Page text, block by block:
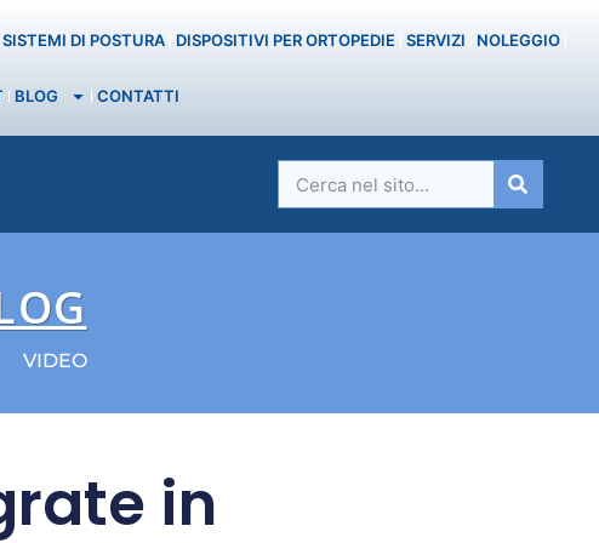
SISTEMI DI POSTURA DISPOSITIVI PER ORTOPEDIE SERVIZI NOLEGGIO
BLOG CONTATTI
VIDEO
in